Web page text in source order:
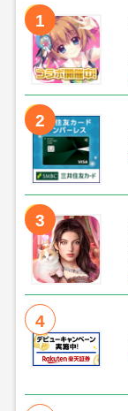
1
2
3
4